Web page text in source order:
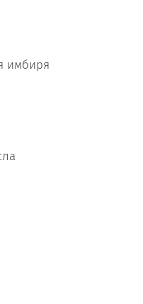
имбиря